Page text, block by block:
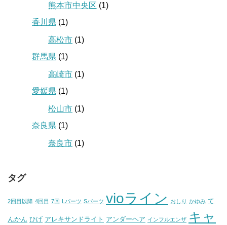
熊本市中央区 (1)
香川県 (1)
高松市 (1)
群馬県 (1)
高崎市 (1)
愛媛県 (1)
松山市 (1)
奈良県 (1)
奈良市 (1)
タグ
2回目以降 4回目 7回 Lパーツ Sパーツ vioライン おしり かゆみ て
んかん ひげ アレキサンドライト アンダーヘア インフルエンザ キャ